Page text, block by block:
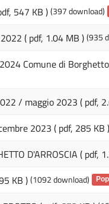
547 KB )(397 download)
( pdf, 1.04 MB )(935
Comune di
/ maggio 2023 ( pdf,
2023 ( pdf, 285 KB )
D'ARROSCIA ( pdf,
KB )(1092 download)